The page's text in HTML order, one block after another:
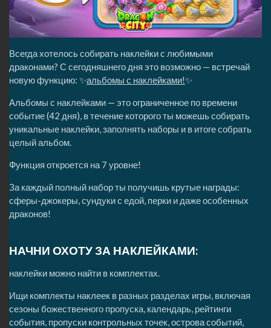
Всегда хотелось собирать наклейки с любимыми
драконами? С сегодняшнего дня это возможно — встречай
новую функцию: ✨альбомы с наклейками!✨
Альбомы с наклейками — это ограниченное по времени
событие (42 дня), в течение которого ты можешь собирать
уникальные наклейки, заполнять наборы и в итоге собрать
целый альбом.
Функция откроется на 7 уровне!
За каждый полный набор ты получишь крутые награды:
сферы-джокеры, сундуки с едой, перки и даже особенных
драконов!
НАЧНИ ОХОТУ ЗА НАКЛЕЙКАМИ:
наклейки можно найти в комплектах.
Ищи комплекты наклеек в разных разделах игры, включая
сезоны божественного пропуска, календарь, рейтинги
события, пропуски контрольных точек, острова событий,